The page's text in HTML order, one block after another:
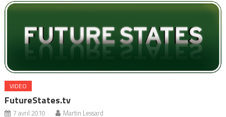
VIDEO
FutureStates.tv
7 avril 2010 Martin Lessard